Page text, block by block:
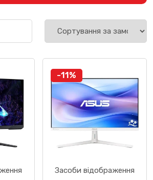
-11%
Засоби відображення